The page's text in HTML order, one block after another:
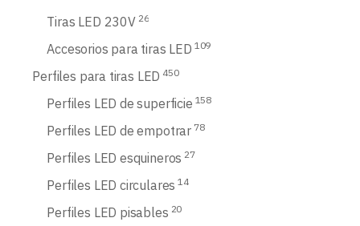
Tiras LED 230V 26
Accesorios para tiras LED 109
Perfiles para tiras LED 450
Perfiles LED de superficie 158
Perfiles LED de empotrar 78
Perfiles LED esquineros 27
Perfiles LED circulares 14
Perfiles LED pisables 20